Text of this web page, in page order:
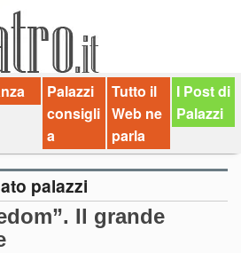
Palazzi
consigli
a
Tutto il
Web ne
parla
I Post di
Palazzi
palazzi
Il grande